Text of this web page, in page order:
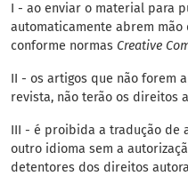
I - ao enviar o material para
automaticamente abrem
conforme normas Creative
II - os artigos que não forem
revista, não terão os direitos
III - é proibida a tradução de
outro idioma sem a
detentores dos direitos